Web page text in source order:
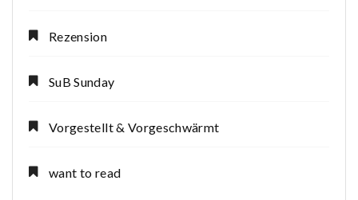
Rezension
SuB Sunday
Vorgestellt & Vorgeschwärmt
want to read